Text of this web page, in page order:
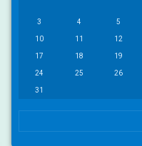
3 4 5
10 11 12
17 18 19
24 25 26
31